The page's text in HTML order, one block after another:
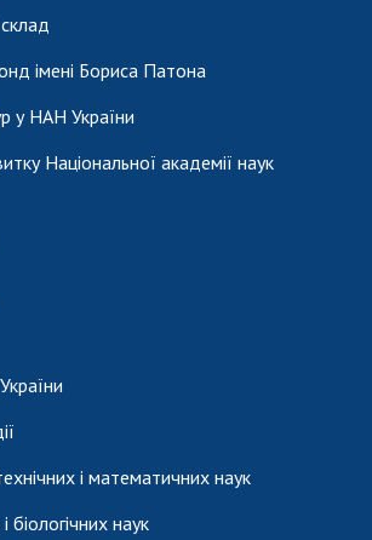
імені Бориса Патона
у НАН України
Національної академії наук
і математичних наук
біологічних наук